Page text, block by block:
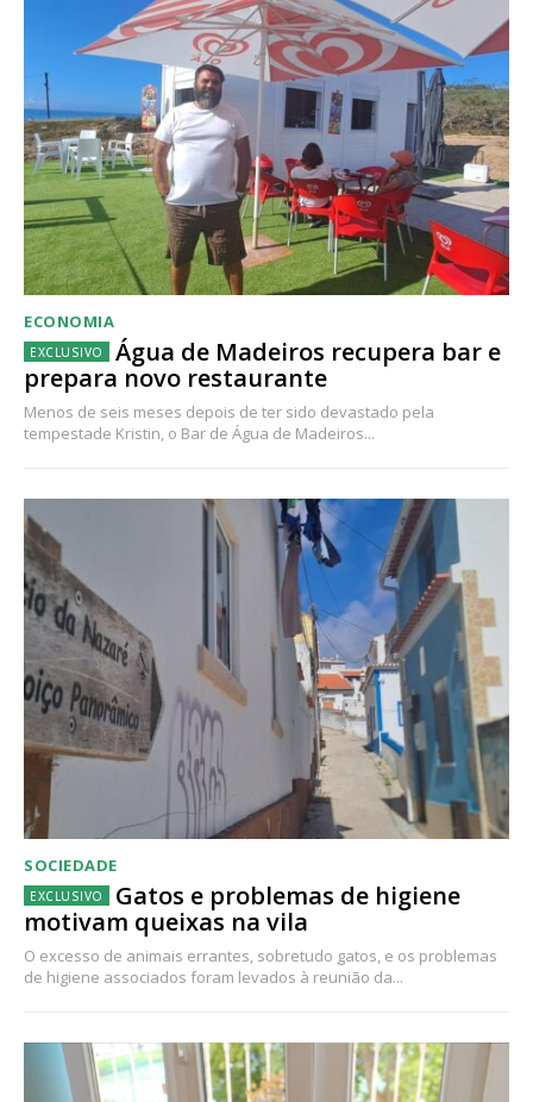
ECONOMIA
Água de Madeiros recupera bar e
prepara novo restaurante
Menos de seis meses depois de ter sido devastado pela
tempestade Kristin, o Bar de Água de Madeiros...
SOCIEDADE
Gatos e problemas de higiene
motivam queixas na vila
O excesso de animais errantes, sobretudo gatos, e os problemas
de higiene associados foram levados à reunião da...